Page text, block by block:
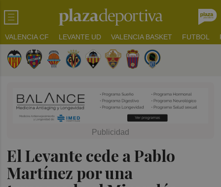
VALENCIA CF LEVANTE UD VALENCIA BASKET FUTBOL
El Levante cede a Pablo
Martínez por una